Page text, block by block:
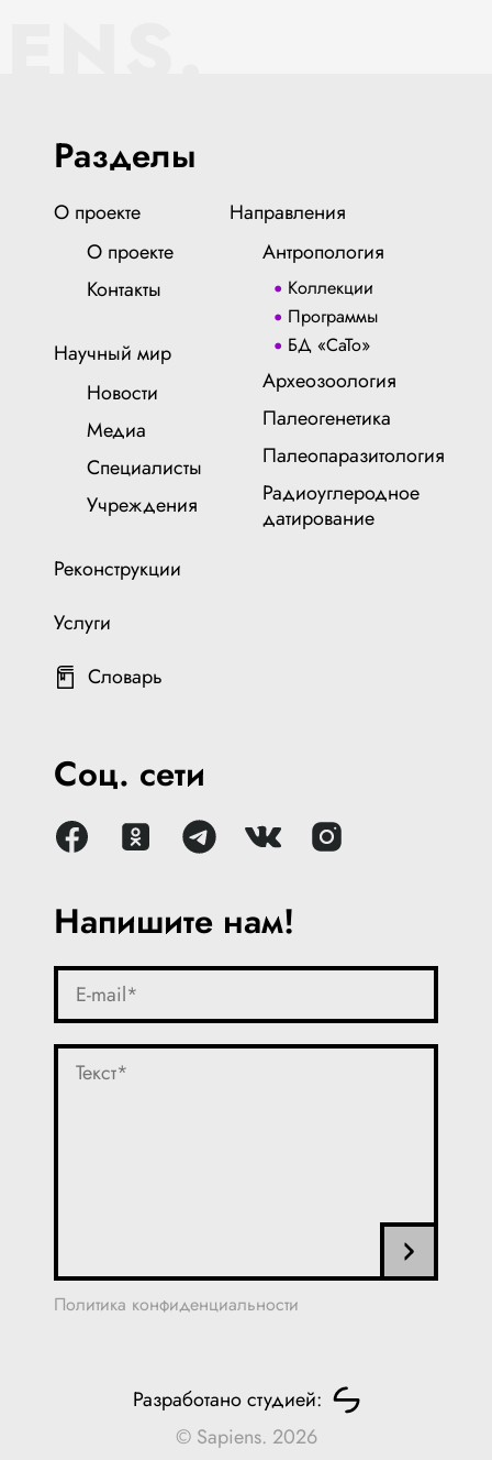
Напишите нам!
Политика конфиденциальности
Разделы
О проекте
О проекте
Контакты
Научный мир
Новости
Медиа
Специалисты
Учреждения
Реконструкции
Услуги
Словарь
Направления
Антропология
Коллекции
Программы
БД «СаТо»
Археозоология
Палеогенетика
Палеопаразитология
Радиоуглеродное
датирование
Соц. сети
Разработано студией:
© Sapiens. 2026